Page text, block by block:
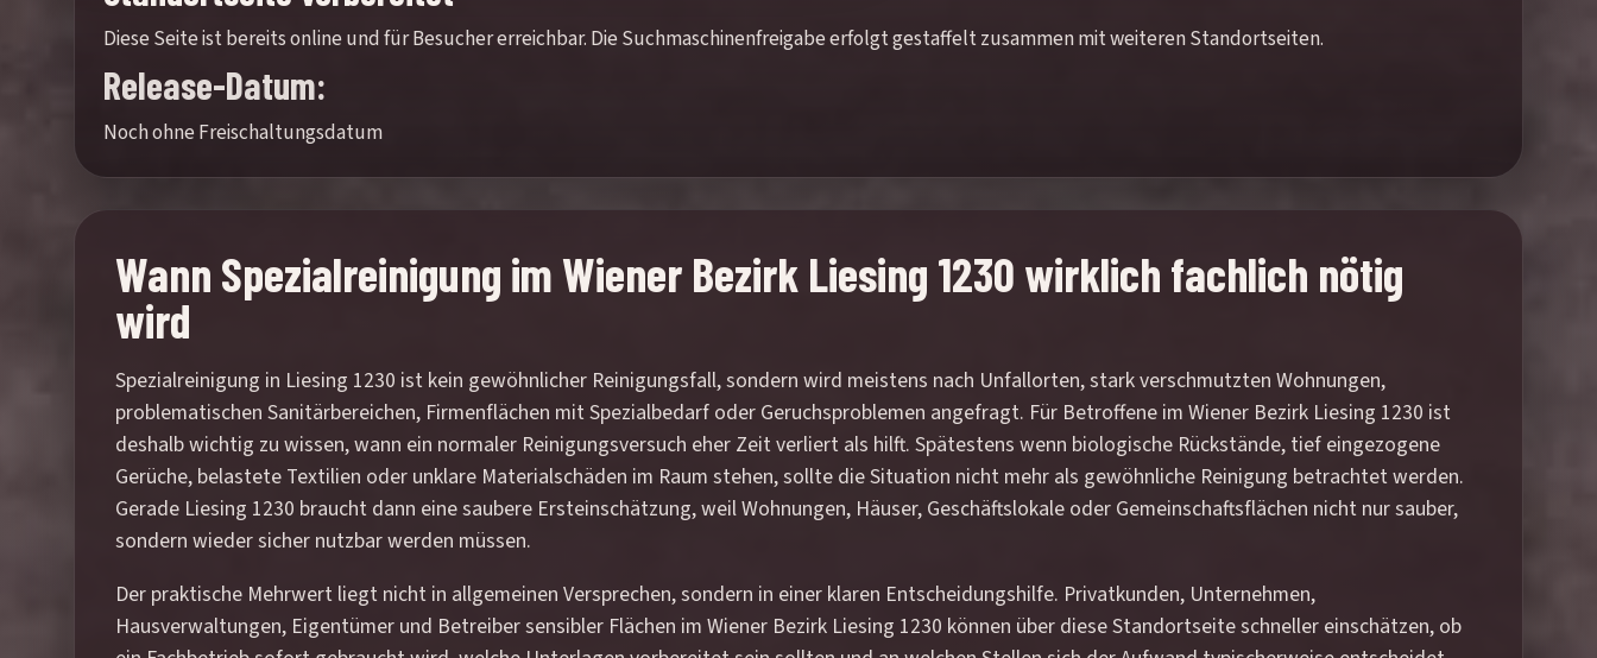
Diese Seite ist bereits online und für Besucher erreichbar. Die Suchmaschinenfreigabe erfolgt gestaffelt zusammen mit weiteren Standortseiten.
Release-Datum:
Noch ohne Freischaltungsdatum
Wann Spezialreinigung im Wiener Bezirk Liesing 1230 wirklich fachlich nötig
wird
Spezialreinigung in Liesing 1230 ist kein gewöhnlicher Reinigungsfall, sondern wird meistens nach Unfallorten, stark verschmutzten Wohnungen,
problematischen Sanitärbereichen, Firmenflächen mit Spezialbedarf oder Geruchsproblemen angefragt. Für Betroffene im Wiener Bezirk Liesing 1230 ist
deshalb wichtig zu wissen, wann ein normaler Reinigungsversuch eher Zeit verliert als hilft. Spätestens wenn biologische Rückstände, tief eingezogene
Gerüche, belastete Textilien oder unklare Materialschäden im Raum stehen, sollte die Situation nicht mehr als gewöhnliche Reinigung betrachtet werden.
Gerade Liesing 1230 braucht dann eine saubere Ersteinschätzung, weil Wohnungen, Häuser, Geschäftslokale oder Gemeinschaftsflächen nicht nur sauber,
sondern wieder sicher nutzbar werden müssen.
Der praktische Mehrwert liegt nicht in allgemeinen Versprechen, sondern in einer klaren Entscheidungshilfe. Privatkunden, Unternehmen,
Hausverwaltungen, Eigentümer und Betreiber sensibler Flächen im Wiener Bezirk Liesing 1230 können über diese Standortseite schneller einschätzen, ob